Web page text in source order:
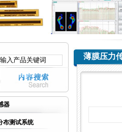
器
布测试系统
薄膜压力